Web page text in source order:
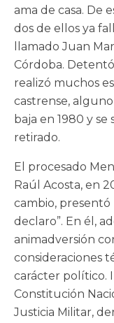
ama de casa. De
dos de ellos ya
llamado Juan
Córdoba.
realizó muchos
castrense,
baja en 1980 y
retirado.
El procesado
Raúl Acosta, en
cambio,
declaro”. En él,
animadversión
consideraciones
carácter político.
Constitución
Justicia Militar,